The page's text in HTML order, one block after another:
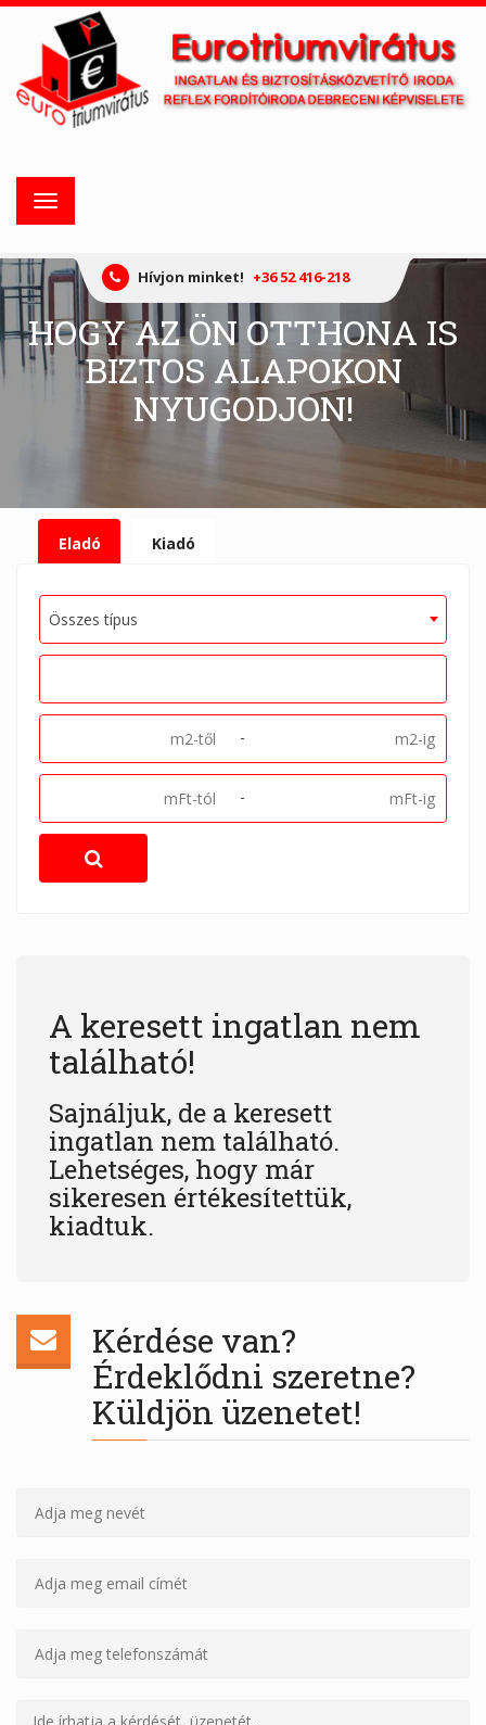
Toggle
navigation
Hívjon minket! +36 52 416-218
HOGY AZ ÖN OTTHONA IS
BIZTOS ALAPOKON
NYUGODJON!
Eladó Kiadó
Összes típus
-
-
A keresett ingatlan nem
található!
Sajnáljuk, de a keresett
ingatlan nem található.
Lehetséges, hogy már
sikeresen értékesítettük,
kiadtuk.
Kérdése van?
Érdeklődni szeretne?
Küldjön üzenetet!